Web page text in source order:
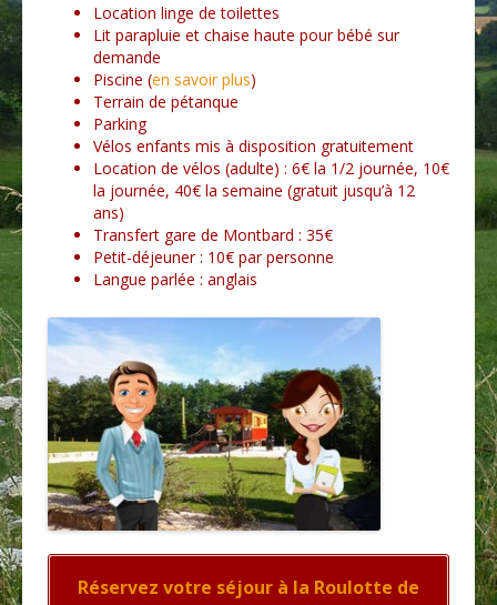
Location linge de toilettes
Lit parapluie et chaise haute pour bébé sur
demande
Piscine (en savoir plus)
Terrain de pétanque
Parking
Vélos enfants mis à disposition gratuitement
Location de vélos (adulte) : 6€ la 1/2 journée, 10€
la journée, 40€ la semaine (gratuit jusqu’à 12
ans)
Transfert gare de Montbard : 35€
Petit-déjeuner : 10€ par personne
Langue parlée : anglais
Réservez votre séjour à la Roulotte de